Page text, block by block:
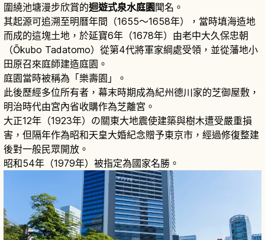
圍繞池塘漫步欣賞的迴遊式泉水庭園聞名。
其起源可追溯至明曆年間（1655～1658年），當時填海造地
而成的這塊土地，於延寶6年（1678年）由老中大久保忠朝
（Ōkubo Tadatomo）從第4代將軍家綱處受領，並從藩地小
田原召來庭師建造庭園。
庭園當時被稱為「樂壽園」。
此後歷經多位所有者，幕末時期成為紀州德川家的芝御屋敷，
明治時代由宮內省收購作為芝離宮。
大正12年（1923年）の關東大地震使建築與樹木遭受嚴重損
害，但隔年作為昭和天皇大婚紀念贈予東京市，經過修復整建
後對一般民眾開放。
昭和54年（1979年）被指定為國家名勝。